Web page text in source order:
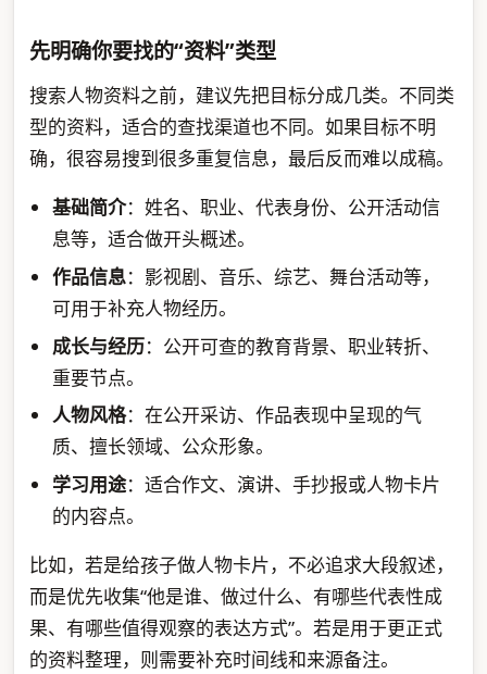
先明确你要找的“资料”类型
搜索人物资料之前，建议先把目标分成几类。不同类
型的资料，适合的查找渠道也不同。如果目标不明
确，很容易搜到很多重复信息，最后反而难以成稿。
基础简介：姓名、职业、代表身份、公开活动信
息等，适合做开头概述。
作品信息：影视剧、音乐、综艺、舞台活动等，
可用于补充人物经历。
成长与经历：公开可查的教育背景、职业转折、
重要节点。
人物风格：在公开采访、作品表现中呈现的气
质、擅长领域、公众形象。
学习用途：适合作文、演讲、手抄报或人物卡片
的内容点。
比如，若是给孩子做人物卡片，不必追求大段叙述，
而是优先收集“他是谁、做过什么、有哪些代表性成
果、有哪些值得观察的表达方式”。若是用于更正式
的资料整理，则需要补充时间线和来源备注。